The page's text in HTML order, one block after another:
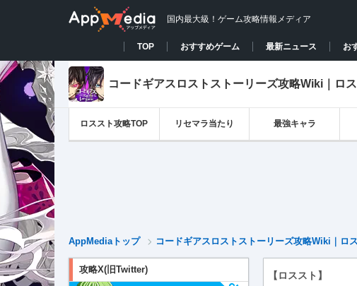
国内最大級！ゲーム攻略情報メディア
TOP おすすめゲーム 最新ニュース お
コードギアスロストストーリーズ攻略Wiki｜ロ
ロススト攻略TOP リセマラ当たり 最強キャラ
AppMediaトップ コードギアスロストストーリーズ攻略Wiki｜ロ
【ロススト】
攻略X(旧Twitter)